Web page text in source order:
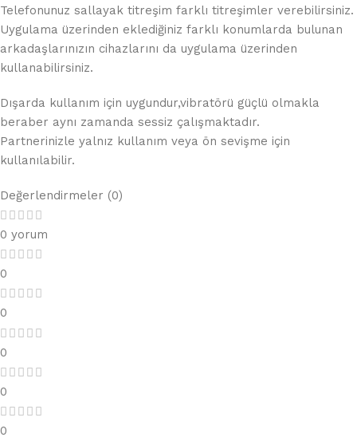
Telefonunuz sallayak titreşim farklı titreşimler verebilirsiniz.
Uygulama üzerinden eklediğiniz farklı konumlarda bulunan
arkadaşlarınızın cihazlarını da uygulama üzerinden
kullanabilirsiniz.
Dışarda kullanım için uygundur,vibratörü güçlü olmakla
beraber aynı zamanda sessiz çalışmaktadır.
Partnerinizle yalnız kullanım veya ön sevişme için
kullanılabilir.
Değerlendirmeler (0)
0 yorum
0
0
0
0
0